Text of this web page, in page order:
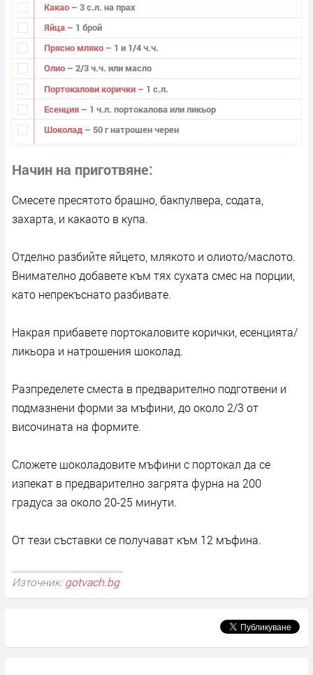
Какао – 3 с.л. на прах
Яйца – 1 брой
Прясно мляко – 1 и 1/4 ч.ч.
Олио – 2/3 ч.ч. или масло
Портокалови корички – 1 с.л.
Есенция – 1 ч.л. портокалова или ликьор
Шоколад – 50 г натрошен черен
Начин на приготвяне
Смесете пресятото брашно, бакпулвера, содата,
захарта, и какаото в купа.
Отделно разбийте яйцето, млякото и олиото/маслото.
Внимателно добавете към тях сухата смес на порции,
като непрекъснато разбивате.
Накрая прибавете портокаловите корички, есенцията/
ликьора и натрошения шоколад.
Разпределете сместа в предварително подготвени и
подмазнени форми за мъфини, до около 2/3 от
височината на формите.
Сложете шоколадовите мъфини с портокал да се
изпекат в предварително загрята фурна на 200
градуса за около 20-25 минути.
От тези съставки се получават към 12 мъфина.
Източник: gotvach.bg